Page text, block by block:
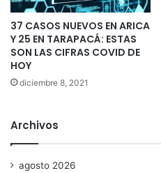
37 CASOS NUEVOS EN ARICA
Y 25 EN TARAPACÁ: ESTAS
SON LAS CIFRAS COVID DE
HOY
diciembre 8, 2021
Archivos
agosto 2026